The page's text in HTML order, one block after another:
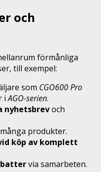
och
förmånliga
till exempel:
som CGO600 Pro
iAGO-serien.
nyhetsbrevoch
produkter.
köp av komplett
via samarbeten.